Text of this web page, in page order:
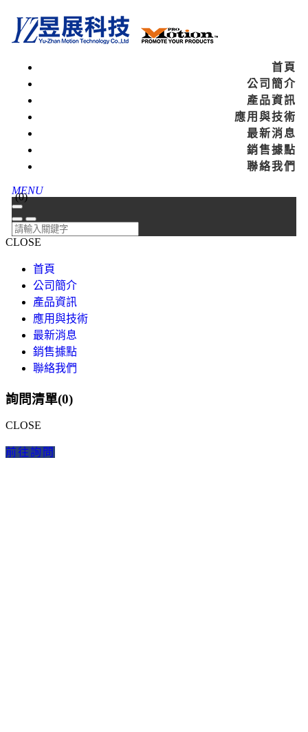
首頁
公司簡介
產品資訊
應用與技術
最新消息
銷售據點
聯絡我們
MENU
(0)
CLOSE
首頁
公司簡介
產品資訊
應用與技術
最新消息
銷售據點
聯絡我們
詢問清單(0)
CLOSE
前往詢問